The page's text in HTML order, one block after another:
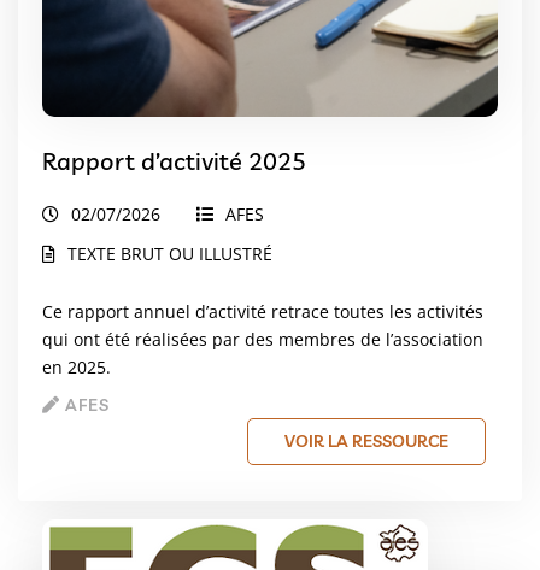
Rapport d’activité 2025
02/07/2026
AFES
TEXTE BRUT OU ILLUSTRÉ
Ce rapport annuel d’activité retrace toutes les activités
qui ont été réalisées par des membres de l’association
en 2025.
AFES
VOIR LA RESSOURCE